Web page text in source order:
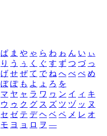
ぱ ま や ゃ ら わ ゎ ん い ぃ
り う ぅ く ぐ す ず つ づ っ
げ せ ぜ て で ね へ べ ぺ め
ぼ ぽ も よ ょ ろ を
マ ヤ ャ ラ ワ ヮ ン イ ィ キ
ウ ゥ ク グ ス ズ ツ ヅ ッ ヌ
セ ゼ テ デ ヘ ベ ペ メ レ オ
モ ヨ ョ ロ ヲ ―